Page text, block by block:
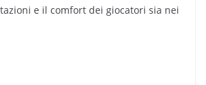
e il comfort dei giocatori sia nei